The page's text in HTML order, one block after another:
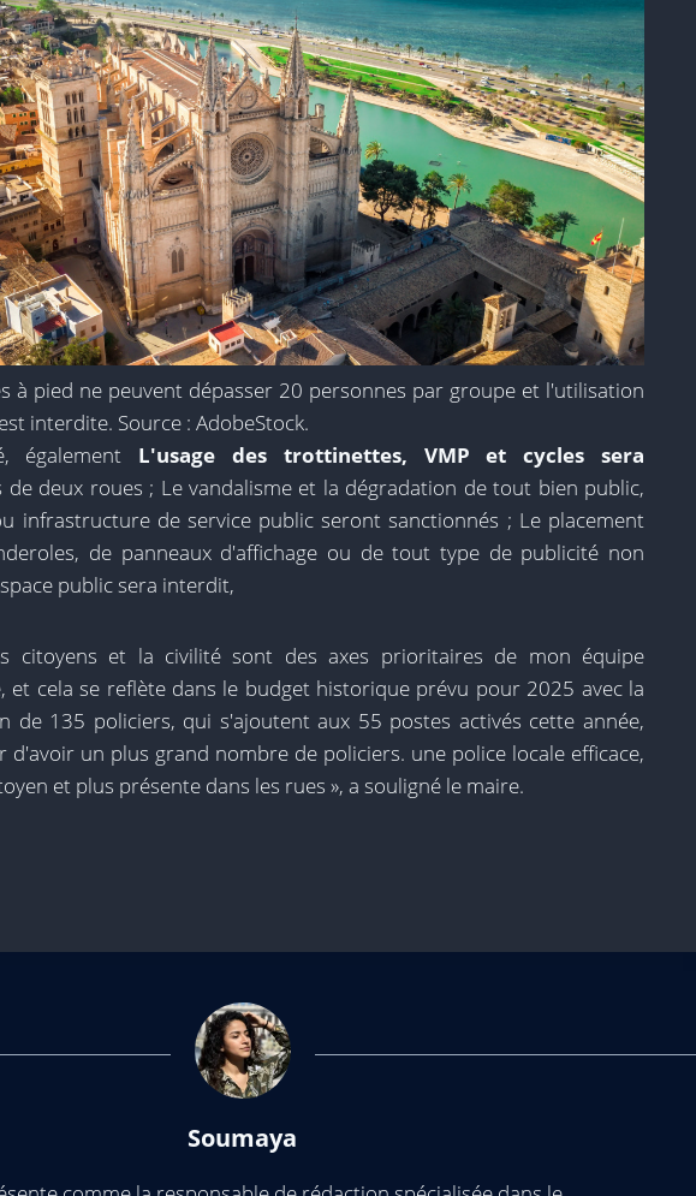
à pied ne peuvent dépasser 20 personnes par groupe et l'utilisation
interdite. Source : AdobeStock.
également L'usage des trottinettes, VMP et cycles sera
de deux roues ; Le vandalisme et la dégradation de tout bien public,
infrastructure de service public seront sanctionnés ; Le placement
de panneaux d'affichage ou de tout type de publicité non
public sera interdit,
citoyens et la civilité sont des axes prioritaires de mon équipe
et cela se reflète dans le budget historique prévu pour 2025 avec la
de 135 policiers, qui s'ajoutent aux 55 postes activés cette année,
d'avoir un plus grand nombre de policiers. une police locale efficace,
et plus présente dans les rues », a souligné le maire.
Soumaya